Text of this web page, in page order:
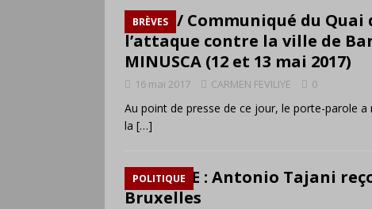
BRÈVES
RCA / Communiqué du Quai
l’attaque contre la ville de
MINUSCA (12 et 13 mai 2017)
16 mai 2017 CARMEN FEVILIYE 0
Au point de presse de ce jour, le porte-parole
la […]
POLITIQUE
UA / UE : Antonio Tajani
Bruxelles